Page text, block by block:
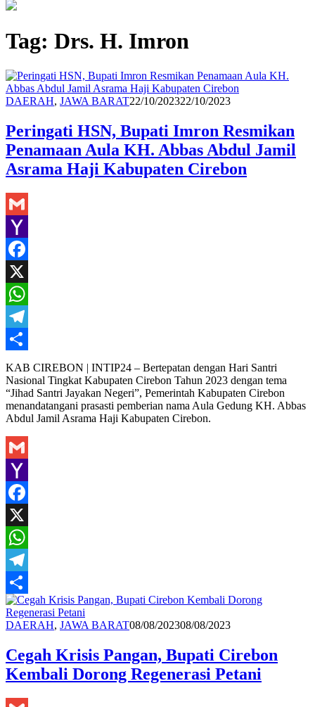
Tag: Drs. H. Imron
DAERAH, JAWA BARATHasan
22/10/202322/10/2023
Peringati HSN, Bupati Imron Resmikan
Penamaan Aula KH. Abbas Abdul Jamil
Asrama Haji Kabupaten Cirebon
Gmail
Yahoo
Mail
Facebook
X
WhatsApp
Telegram
Share
KAB CIREBON | INTIP24 – Bertepatan dengan Hari Santri
Nasional Tingkat Kabupaten Cirebon Tahun 2023 dengan tema
“Jihad Santri Jayakan Negeri”, Pemerintah Kabupaten Cirebon
menandatangani prasasti pemberian nama Aula Gedung KH. Abbas
Abdul Jamil Asrama Haji Kabupaten Cirebon.
Gmail
Yahoo
Mail
Facebook
X
WhatsApp
Telegram
Share
DAERAH, JAWA BARATRedaksi
08/08/202308/08/2023
Cegah Krisis Pangan, Bupati Cirebon
Kembali Dorong Regenerasi Petani